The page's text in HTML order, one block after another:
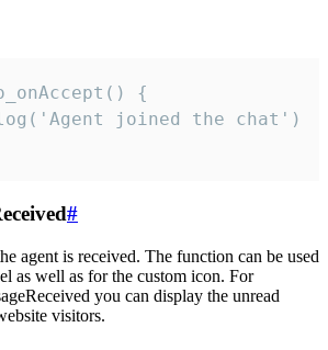
{
#
agent is received. The function can be used
as well as for the custom icon. For
you can display the unread
visitors.